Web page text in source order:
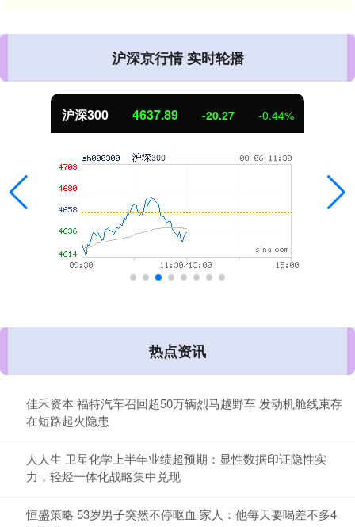
沪深京行情 实时轮播
北证50 1115.17 -4.29 -0.38%
热点资讯
佳禾资本 福特汽车召回超50万辆烈马越野车 发动机舱线束存
在短路起火隐患
人人生 卫星化学上半年业绩超预期：显性数据印证隐性实
力，轻烃一体化战略集中兑现
恒盛策略 53岁男子突然不停呕血 家人：他每天要喝差不多4